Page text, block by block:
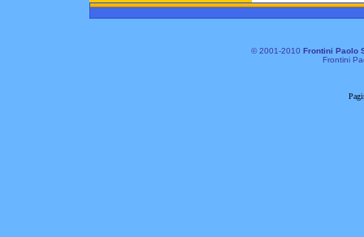
© 2001-2010 Frontini Paolo
Frontini